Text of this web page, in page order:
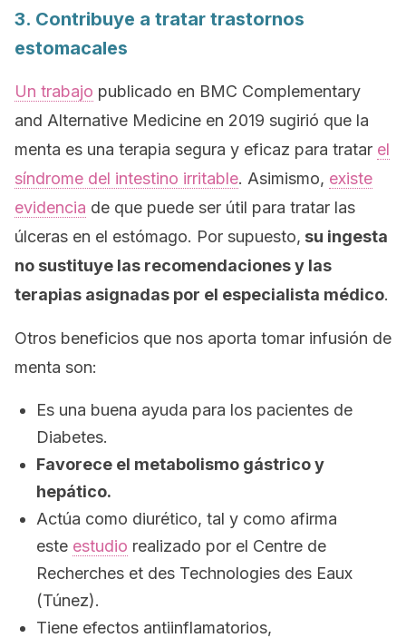
3. Contribuye a tratar trastornos
estomacales
Un trabajo publicado en BMC Complementary
and Alternative Medicine en 2019 sugirió que la
menta es una terapia segura y eficaz para tratar el
síndrome del intestino irritable. Asimismo, existe
evidencia de que puede ser útil para tratar las
úlceras en el estómago. Por supuesto, su ingesta
no sustituye las recomendaciones y las
terapias asignadas por el especialista médico.
Otros beneficios que nos aporta tomar infusión de
menta son:
Es una buena ayuda para los pacientes de
Diabetes.
Favorece el metabolismo gástrico y
hepático.
Actúa como diurético, tal y como afirma
este estudio realizado por el Centre de
Recherches et des Technologies des Eaux
(Túnez).
Tiene efectos antiinflamatorios,